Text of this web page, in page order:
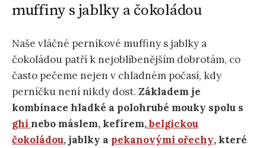
muffiny s jablky a čokoládou
Naše vláčné perníkové muffiny s jablky a
čokoládou patří k nejoblíbenějším dobrotám, co
často pečeme nejen v chladném počasí, kdy
perníčku není nikdy dost. Základem je
kombinace hladké a polohrubé mouky spolu s
ghí nebo máslem, kefírem,belgickou
čokoládou, jablky a pekanovými ořechy, které